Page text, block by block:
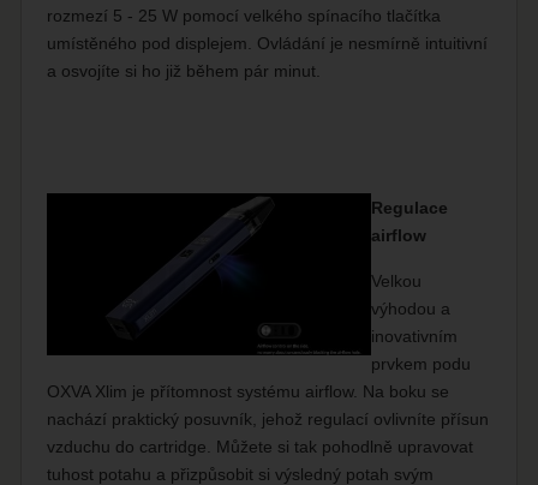
rozmezí 5 - 25 W pomocí velkého spínacího tlačítka
umístěného pod displejem. Ovládání je nesmírně intuitivní
a osvojíte si ho již během pár minut.
Regulace
airflow
Velkou
výhodou a
inovativním
prvkem podu
OXVA Xlim je přítomnost systému airflow. Na boku se
nachází praktický posuvník, jehož regulací ovlivníte přísun
vzduchu do cartridge. Můžete si tak pohodlně upravovat
tuhost potahu a přizpůsobit si výsledný potah svým